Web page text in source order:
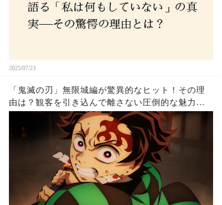
2025/07/23
「鬼滅の刃」無限城編が驚異的なヒット！その理
由は？観客を引き込んで離さない圧倒的な魅力と